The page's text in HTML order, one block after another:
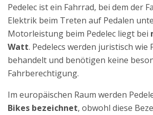
Pedelec ist ein Fahrrad, bei dem der
Elektrik beim Treten auf Pedalen
Motorleistung beim Pedelec liegt bei
Watt. Pedelecs werden juristisch wie
behandelt und benötigen keine
Fahrberechtigung.
Im europäischen Raum werden
Bikes bezeichnet, obwohl diese